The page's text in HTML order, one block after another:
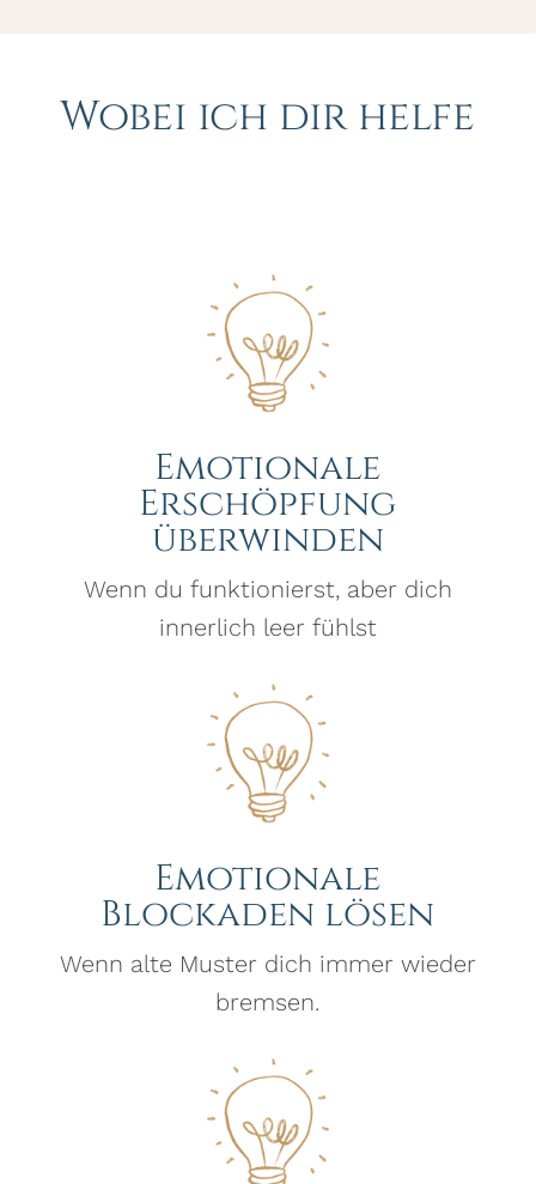
Wobei ich dir helfe
Emotionale
Erschöpfung
überwinden
Wenn du funktionierst, aber dich
innerlich leer fühlst
Emotionale
Blockaden lösen
Wenn alte Muster dich immer wieder
bremsen.